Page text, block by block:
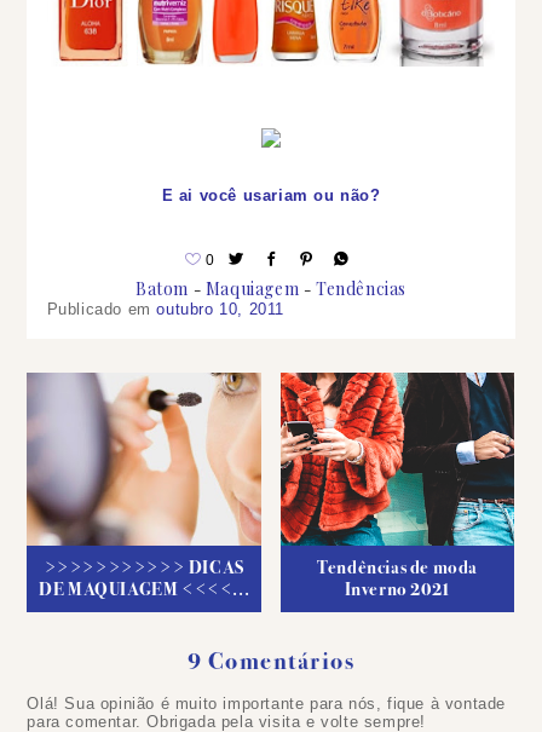
E ai você usariam ou não?
0
Batom Maquiagem Tendências
Publicado emoutubro 10, 2011
>>>>>>>>>>> DICAS
DE MAQUIAGEM <<<<...
Tendências de moda
Inverno 2021
9 Comentários
Olá! Sua opinião é muito importante para nós, fique à vontade
para comentar. Obrigada pela visita e volte sempre!